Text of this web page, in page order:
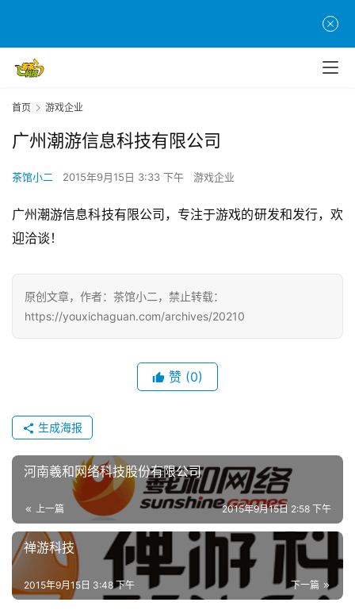
游
茶
创
戏
界
游
戏
戏
休
闲
戏
2
2
首页 游戏企业
广州潮游信息科技有限公司
茶馆小二 2015年9月15日 3:33 下午 游戏企业
广州潮游信息科技有限公司，专注于游戏的研发和发行，欢
迎洽谈！
原创文章，作者：茶馆小二，禁止转载：
https://youxichaguan.com/archives/20210
赞 (0)
生成海报
河南羲和网络科技股份有限公司
上一篇 2015年9月15日 2:58 下午
禅游科技
下一篇
2015年9月15日 3:48 下午